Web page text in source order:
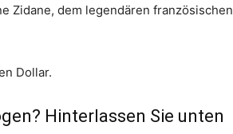
Zidane, dem legendären französischen
Dollar.
Hinterlassen Sie unten